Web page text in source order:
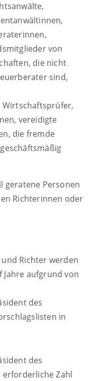
en,
von
die nicht
sind,
vereidigte
die fremde
geratene Personen
Richterinnen oder
Richter werden
Jahre aufgrund von
des
in
des
Zahl